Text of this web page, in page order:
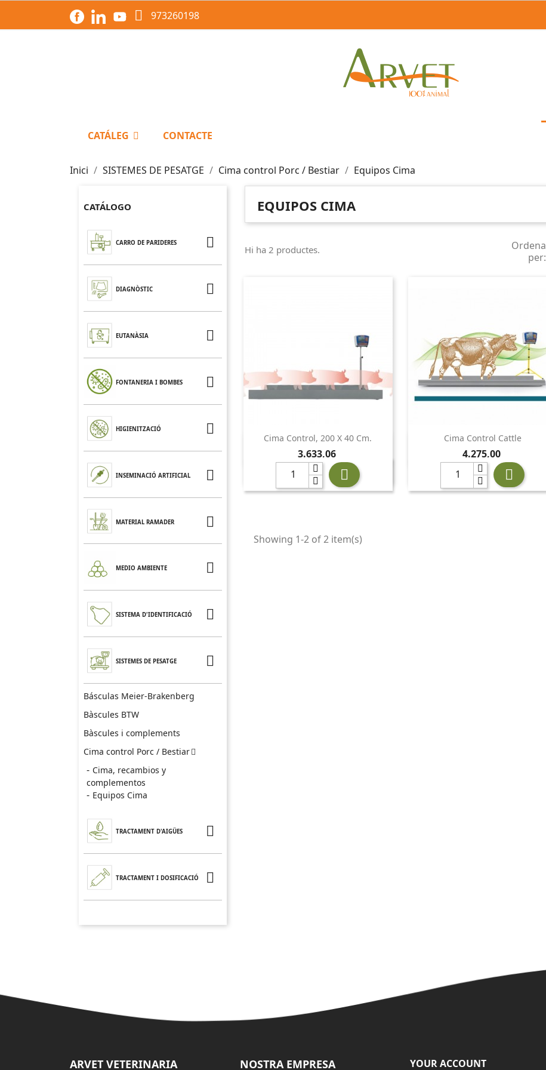
 973260198
CATÁLEG CONTACTE
Inici SISTEMES DE PESATGE Cima control Porc / Bestiar Equipos Cima
CATÁLOGO
CARRO DE PARIDERES 
DIAGNÒSTIC 
EUTANÀSIA 
FONTANERIA I BOMBES 
HIGIENITZACIÓ 
INSEMINACIÓ ARTIFICIAL 
MATERIAL RAMADER 
MEDIO AMBIENTE 
SISTEMA D'IDENTIFICACIÓ 
SISTEMES DE PESATGE 
Básculas Meier-Brakenberg
Bàscules BTW
Bàscules i complements
Cima control Porc / Bestiar 
Cima, recambios y
complementos
Equipos Cima
TRACTAMENT D'AIGÜES 
TRACTAMENT I DOSIFICACIÓ 
EQUIPOS CIMA
Hi ha 2 productes.
Ordena
per:
Cima Control, 200 X 40 Cm.
Preu
3.633,06

 Vista ràpida Cima Control Cattle
Preu
4.275,00

 Vista ràpida
Showing 1-2 of 2 item(s)
ARVET VETERINARIA NOSTRA EMPRESA YOUR ACCOUNT